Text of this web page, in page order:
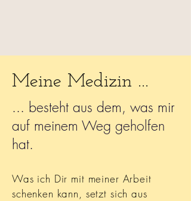
Meine Medizin ...
... besteht aus dem, was mir
auf meinem Weg geholfen
hat.
Was ich Dir mit meiner Arbeit
schenken kann, setzt sich aus